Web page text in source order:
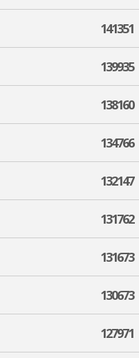
141351
139935
138160
134766
132147
131762
131673
130673
127971